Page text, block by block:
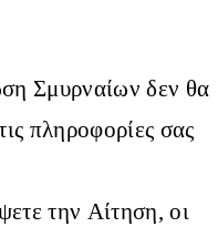
Σμυρναίων δεν θα
πληροφορίες σας
την Αίτηση, οι